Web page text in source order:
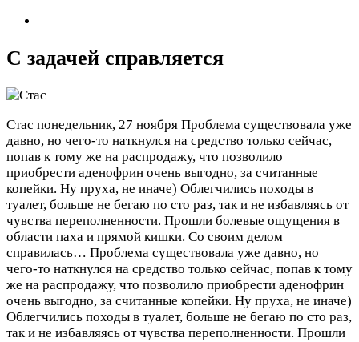
С задачей справляется
Стас понедельник, 27 ноября Проблема существовала уже
давно, но чего-то наткнулся на средство только сейчас,
попав к тому же на распродажу, что позволило
приобрести аденофрин очень выгодно, за считанные
копейки. Ну пруха, не иначе) Облегчились походы в
туалет, больше не бегаю по сто раз, так и не избавляясь от
чувства переполненности. Прошли болевые ощущения в
области паха и прямой кишки. Со своим делом
справилась… Проблема существовала уже давно, но
чего-то наткнулся на средство только сейчас, попав к тому
же на распродажу, что позволило приобрести аденофрин
очень выгодно, за считанные копейки. Ну пруха, не иначе)
Облегчились походы в туалет, больше не бегаю по сто раз,
так и не избавляясь от чувства переполненности. Прошли